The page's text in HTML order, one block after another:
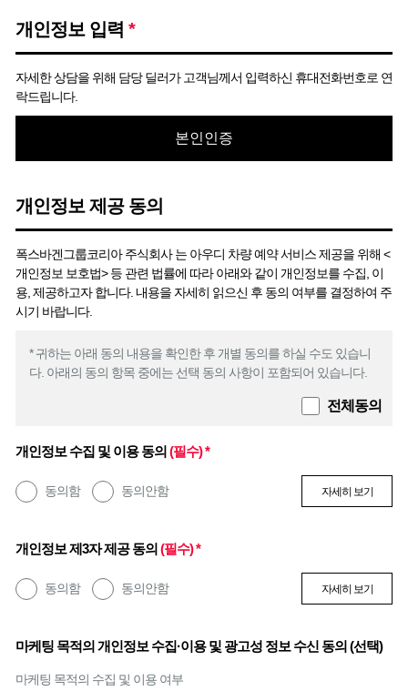
개인정보 입력 *
자세한 상담을 위해 담당 딜러가 고객님께서 입력하신 휴대전화번호로 연
락드립니다.
본인인증
개인정보 제공 동의
폭스바겐그룹코리아 주식회사 는 아우디 차량 예약 서비스 제공을 위해 <
개인정보 보호법> 등 관련 법률에 따라 아래와 같이 개인정보를 수집, 이
용, 제공하고자 합니다. 내용을 자세히 읽으신 후 동의 여부를 결정하여 주
시기 바랍니다.
* 귀하는 아래 동의 내용을 확인한 후 개별 동의를 하실 수도 있습니
다. 아래의 동의 항목 중에는 선택 동의 사항이 포함되어 있습니다.
전체동의
개인정보 수집 및 이용 동의 (필수) *
동의함 동의안함 자세히 보기
개인정보 제3자 제공 동의 (필수) *
동의함 동의안함 자세히 보기
마케팅 목적의 개인정보 수집·이용 및 광고성 정보 수신 동의 (선택)
마케팅 목적의 수집 및 이용 여부